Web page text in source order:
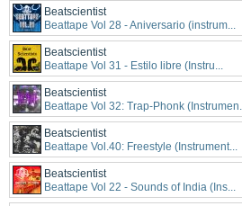
Beatscientist
Beattape Vol 28 - Aniversario (instrum...
Beatscientist
Beattape Vol 31 - Estilo libre (Instru...
Beatscientist
Beattape Vol 32: Trap-Phonk (Instrumen...
Beatscientist
Beattape Vol.40: Freestyle (Instrument...
Beatscientist
Beattape Vol 22 - Sounds of India (Ins...